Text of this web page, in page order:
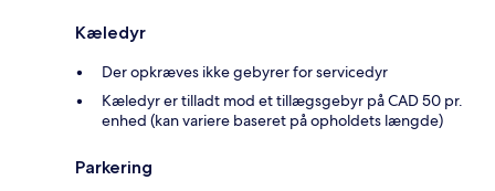
Kæledyr
Der opkræves ikke gebyrer for servicedyr
Kæledyr er tilladt mod et tillægsgebyr på CAD 50 pr.
enhed (kan variere baseret på opholdets længde)
Parkering